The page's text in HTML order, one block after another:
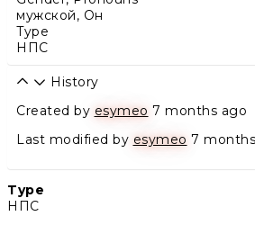
мужской, Он
Type
НПС
History
Created by esymeo 7 months ago
Last modified by esymeo 7
Type
НПС